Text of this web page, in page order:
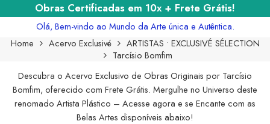
Obras Certificadas em 10x + Frete Grátis!
Olá, Bem-vindo ao Mundo da Arte única e Autêntica.
Home
Acervo Exclusivé
ARTISTAS • EXCLUSIVÉ SÉLECTION
Tarcísio Bomfim
Descubra o Acervo Exclusivo de Obras Originais por Tarcísio
Bomfim, oferecido com Frete Grátis. Mergulhe no Universo deste
renomado Artista Plástico – Acesse agora e se Encante com as
Belas Artes disponíveis abaixo!